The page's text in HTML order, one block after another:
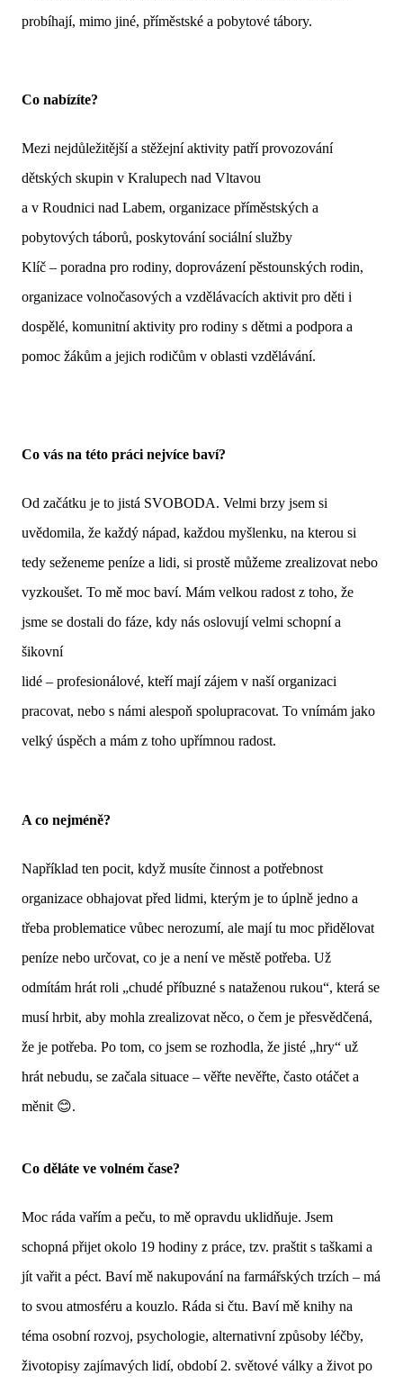
probíhají, mimo jiné, příměstské a pobytové tábory.
Co nabízíte?
Mezi nejdůležitější a stěžejní aktivity patří provozování
dětských skupin v Kralupech nad Vltavou
a v Roudnici nad Labem, organizace příměstských a
pobytových táborů, poskytování sociální služby
Klíč – poradna pro rodiny, doprovázení pěstounských rodin,
organizace volnočasových a vzdělávacích aktivit pro děti i
dospělé, komunitní aktivity pro rodiny s dětmi a podpora a
pomoc žákům a jejich rodičům v oblasti vzdělávání.
Co vás na této práci nejvíce baví?
Od začátku je to jistá SVOBODA. Velmi brzy jsem si
uvědomila, že každý nápad, každou myšlenku, na kterou si
tedy seženeme peníze a lidi, si prostě můžeme zrealizovat nebo
vyzkoušet. To mě moc baví. Mám velkou radost z toho, že
jsme se dostali do fáze, kdy nás oslovují velmi schopní a
šikovní
lidé – profesionálové, kteří mají zájem v naší organizaci
pracovat, nebo s námi alespoň spolupracovat. To vnímám jako
velký úspěch a mám z toho upřímnou radost.
A co nejméně?
Například ten pocit, když musíte činnost a potřebnost
organizace obhajovat před lidmi, kterým je to úplně jedno a
třeba problematice vůbec nerozumí, ale mají tu moc přidělovat
peníze nebo určovat, co je a není ve městě potřeba. Už
odmítám hrát roli „chudé příbuzné s nataženou rukou“, která se
musí hrbit, aby mohla zrealizovat něco, o čem je přesvědčená,
že je potřeba. Po tom, co jsem se rozhodla, že jisté „hry“ už
hrát nebudu, se začala situace – věřte nevěřte, často otáčet a
měnit 😊.
Co děláte ve volném čase?
Moc ráda vařím a peču, to mě opravdu uklidňuje. Jsem
schopná přijet okolo 19 hodiny z práce, tzv. praštit s taškami a
jít vařit a péct. Baví mě nakupování na farmářských trzích – má
to svou atmosféru a kouzlo. Ráda si čtu. Baví mě knihy na
téma osobní rozvoj, psychologie, alternativní způsoby léčby,
životopisy zajímavých lidí, období 2. světové války a život po